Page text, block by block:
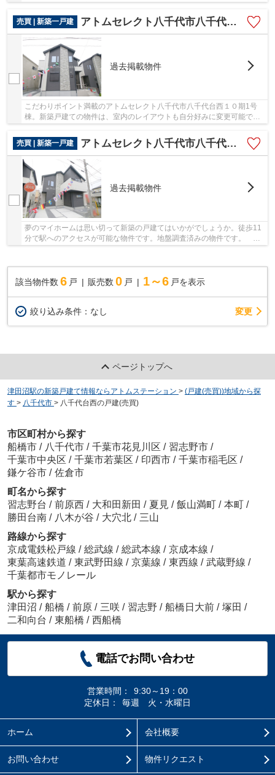
売買 | 新築一戸建
アトムセレクト八千代市八千代台西１０期1号棟
過去掲載物件
こだわりポイント満載のアトムセレクト八千代市八千代台西１０期1号
棟。新築戸建ての物件は、室内のレイアウトも自分好みに変更可能で
売買 | 新築一戸建
アトムセレクト八千代市八千代台西7期1号棟
過去掲載物件
夢のマイホームは思い切って新築の戸建てはいかがでしょうか。徒歩11
分で駅へのアクセスが可能な物件です。地盤調査済みの物件です。 ア
トムステーションがお勧めする八千代市にある...
該当物件数 6 戸 販売数 0 戸 1～6 戸を表示
絞り込み条件： なし 変更
ページトップへ
津田沼駅の新築戸建て情報ならアトムステーション > (戸建(売買))地域から探
す > 八千代市 > 八千代台西の戸建(売買)
市区町村から探す
船橋市 / 八千代市 / 千葉市花見川区 / 習志野市 /
千葉市中央区 / 千葉市若葉区 / 印西市 / 千葉市稲毛区 /
鎌ケ谷市 / 佐倉市
町名から探す
習志野台 / 前原西 / 大和田新田 / 夏見 / 飯山満町 / 本町 /
勝田台南 / 八木が谷 / 大穴北 / 三山
路線から探す
京成電鉄松戸線 / 総武線 / 総武本線 / 京成本線 /
東葉高速鉄道 / 東武野田線 / 京葉線 / 東西線 / 武蔵野線 /
千葉都市モノレール
駅から探す
津田沼 / 船橋 / 前原 / 三咲 / 習志野 / 船橋日大前 / 塚田 /
二和向台 / 東船橋 / 西船橋
電話でお問い合わせ
営業時間：
9:30～19：00
定休日：
毎週 火・水曜日
ホーム 会社概要
お問い合わせ 物件リクエスト